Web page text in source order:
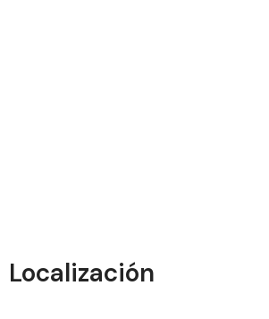
Localización